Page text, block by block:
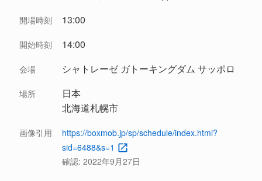
開場時刻 13:00
開始時刻 14:00
会場 シャトレーゼ ガトーキングダム サッポロ
場所
日本
北海道札幌市
画像引用
https://boxmob.jp/sp/schedule/index.html?
sid=6488&s=1
確認: 2022年9月27日